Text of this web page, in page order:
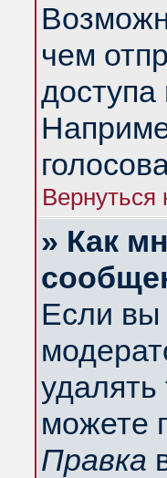
чем
Вернуться
» Как
Если вы
можете
Правка